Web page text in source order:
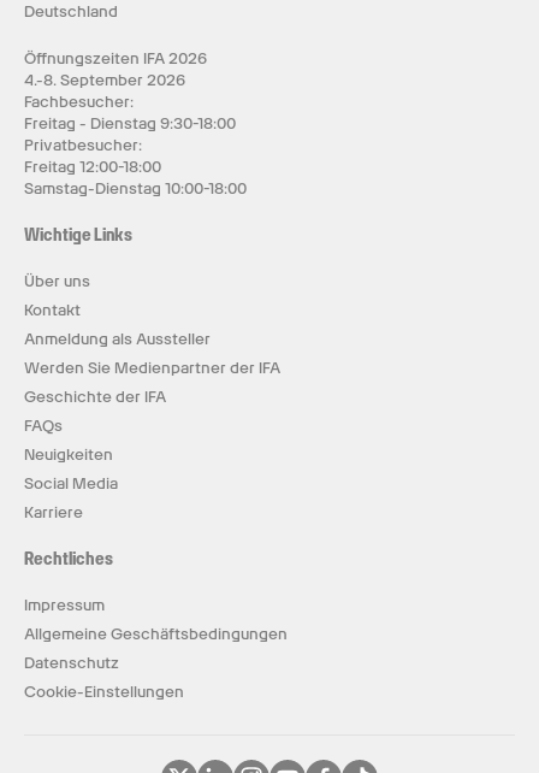
Deutschland
Öffnungszeiten IFA 2026
4.-8. September 2026
Fachbesucher:
Freitag - Dienstag 9:30-18:00
Privatbesucher:
Freitag 12:00-18:00
Samstag-Dienstag 10:00-18:00
Wichtige Links
Über uns
Kontakt
Anmeldung als Aussteller
Werden Sie Medienpartner der IFA
Geschichte der IFA
FAQs
Neuigkeiten
Social Media
Karriere
Rechtliches
Impressum
Allgemeine Geschäftsbedingungen
Datenschutz
Cookie-Einstellungen